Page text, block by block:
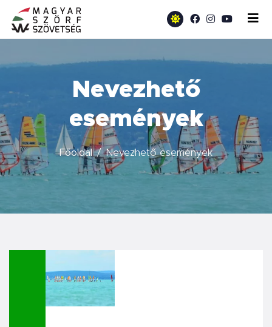
Nevezhető
események
Főoldal Nevezhető események